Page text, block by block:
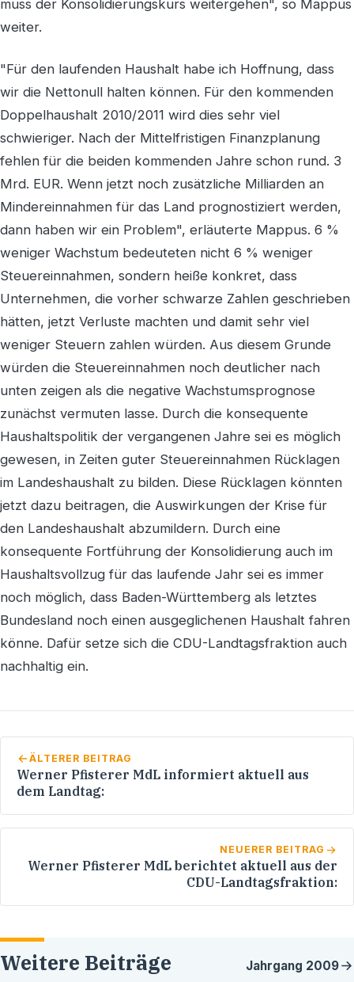
muss der Konsolidierungskurs weitergehen", so Mappus
weiter.
"Für den laufenden Haushalt habe ich Hoffnung, dass
wir die Nettonull halten können. Für den kommenden
Doppelhaushalt 2010/2011 wird dies sehr viel
schwieriger. Nach der Mittelfristigen Finanzplanung
fehlen für die beiden kommenden Jahre schon rund. 3
Mrd. EUR. Wenn jetzt noch zusätzliche Milliarden an
Mindereinnahmen für das Land prognostiziert werden,
dann haben wir ein Problem", erläuterte Mappus. 6 %
weniger Wachstum bedeuteten nicht 6 % weniger
Steuereinnahmen, sondern heiße konkret, dass
Unternehmen, die vorher schwarze Zahlen geschrieben
hätten, jetzt Verluste machten und damit sehr viel
weniger Steuern zahlen würden. Aus diesem Grunde
würden die Steuereinnahmen noch deutlicher nach
unten zeigen als die negative Wachstumsprognose
zunächst vermuten lasse. Durch die konsequente
Haushaltspolitik der vergangenen Jahre sei es möglich
gewesen, in Zeiten guter Steuereinnahmen Rücklagen
im Landeshaushalt zu bilden. Diese Rücklagen könnten
jetzt dazu beitragen, die Auswirkungen der Krise für
den Landeshaushalt abzumildern. Durch eine
konsequente Fortführung der Konsolidierung auch im
Haushaltsvollzug für das laufende Jahr sei es immer
noch möglich, dass Baden-Württemberg als letztes
Bundesland noch einen ausgeglichenen Haushalt fahren
könne. Dafür setze sich die CDU-Landtagsfraktion auch
nachhaltig ein.
ÄLTERER BEITRAG
Werner Pfisterer MdL informiert aktuell aus
dem Landtag:
NEUERER BEITRAG
Werner Pfisterer MdL berichtet aktuell aus der
CDU-Landtagsfraktion:
Weitere Beiträge Jahrgang 2009